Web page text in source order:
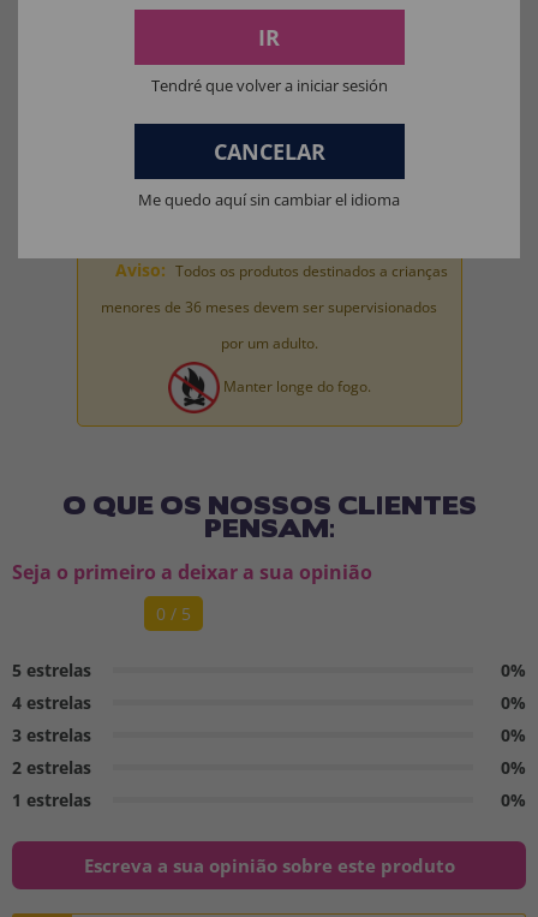
POLIÉSTER.
Materiais da máscara: 100% LÁTEX.
Aviso: Todos os produtos destinados a crianças
menores de 36 meses devem ser supervisionados
por um adulto.
Manter longe do fogo.
O QUE OS NOSSOS CLIENTES
PENSAM:
Seja o primeiro a deixar a sua opinião
0 / 5
5 estrelas
0%
4 estrelas
0%
3 estrelas
0%
2 estrelas
0%
1 estrelas
0%
Escreva a sua opinião sobre este produto
IR
Tendré que volver a iniciar sesión
CANCELAR
Me quedo aquí sin cambiar el idioma